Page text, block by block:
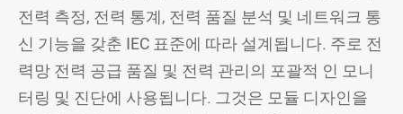
전력 측정, 전력 통계, 전력 품질 분석 및 네트워크 통
신 기능을 갖춘 IEC 표준에 따라 설계됩니다. 주로 전
력망 전력 공급 품질 및 전력 관리의 포괄적 인 모니
터링 및 진단에 사용됩니다. 그것은 모듈 디자인을